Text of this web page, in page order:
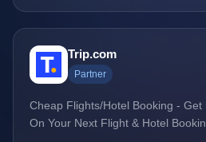
Trip.com
Partner
Cheap Flights/Hotel Booking -
On Your Next Flight & Hotel